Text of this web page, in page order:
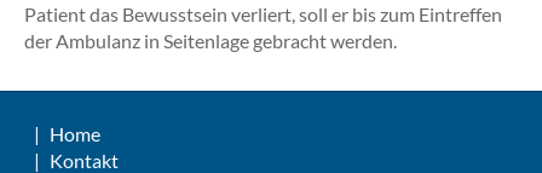
Patient das Bewusstsein verliert, soll er bis zum Eintreffen
der Ambulanz in Seitenlage gebracht werden.
Home
Kontakt